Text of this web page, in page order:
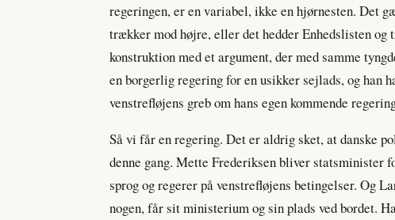
regeringen, er en variabel, ikke en hjørnesten. Det
trækker mod højre, eller det hedder Enhedslisten
konstruktion med et argument, der med samme
en borgerlig regering for en usikker sejlads, og han
venstrefløjens greb om hans egen kommende
Så vi får en regering. Det er aldrig sket, at danske
denne gang. Mette Frederiksen bliver statsminister
sprog og regerer på venstrefløjens betingelser. Og
nogen, får sit ministerium og sin plads ved bordet.